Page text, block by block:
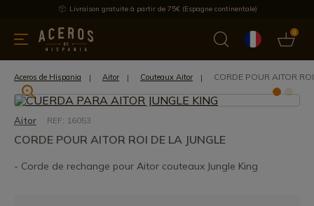
Livraison gratuite à partir de 75€ (Espagne continentale)
0
de cuisine Offre Dernières nouvelles Meilleures ventes
Aceros de Hispania Aitor Couteaux Aitor CORDE POUR AITOR
Aitor REF: 16053
CORDE POUR AITOR ROI DE LA JUNGLE
- Corde de rechange pour Aitor couteaux Jungle King